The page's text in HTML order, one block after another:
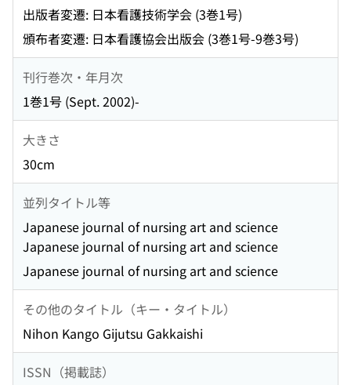
出版者変遷: 日本看護技術学会 (3巻1号)
頒布者変遷: 日本看護協会出版会 (3巻1号-9巻3号)
刊行巻次・年月次
1巻1号 (Sept. 2002)-
大きさ
30cm
並列タイトル等
Japanese journal of nursing art and science
Japanese journal of nursing art and science
Japanese journal of nursing art and science
その他のタイトル（キー・タイトル）
Nihon Kango Gijutsu Gakkaishi
ISSN（掲載誌）